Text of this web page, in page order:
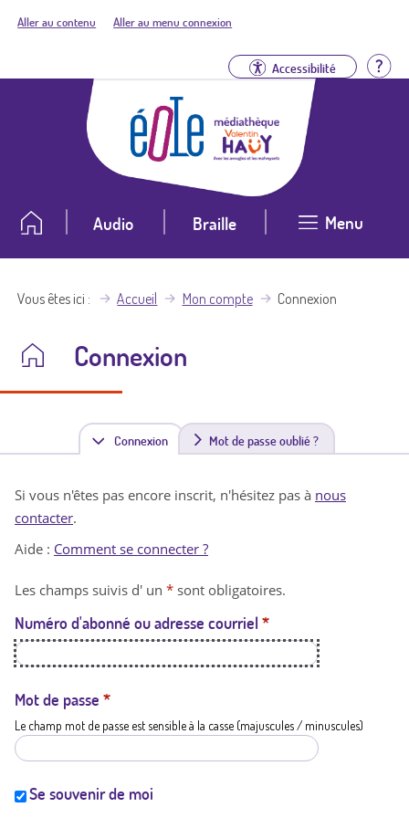
Aller au contenu Aller au menu connexion
Accessibilité
Audio Braille Menu
Vous êtes ici Accueil Mon compte Connexion
Connexion
Connexion(
n
t
a
t
i
Mot de passe oublié ?
Si vous n'êtes pas encore inscrit, n'hésitez pas à nous
contacter.
Aide : Comment se connecter ?
Les champs suivis d' un * sont obligatoires.
Numéro d'abonné ou adresse courriel *
Mot de passe *
Le champ mot de passe est sensible à la casse (majuscules / minuscules)
Se souvenir de moi